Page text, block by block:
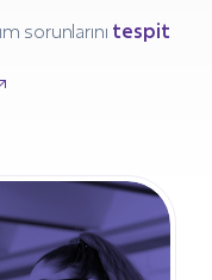
sorunlarını tespit